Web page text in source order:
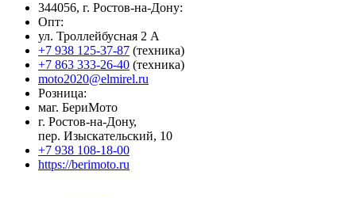
344056, г. Ростов-на-Дону:
Опт:
ул. Троллейбусная 2 А
+7 938 125-37-87 (техника)
+7 863 333-26-40 (техника)
moto2020@elmirel.ru
Розница:
маг. БериМото
г. Ростов-на-Дону,
пер. Изыскательский, 10
+7 938 108-18-00
https://berimoto.ru